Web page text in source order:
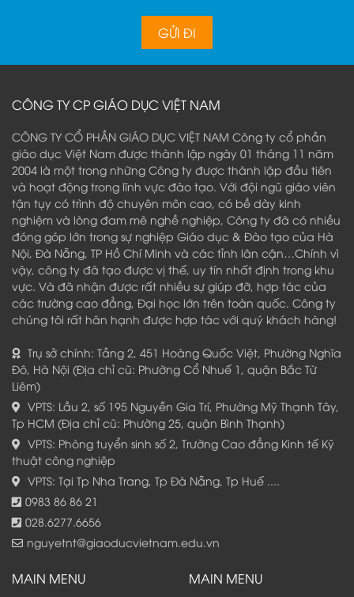
CÔNG TY CP GIÁO DỤC VIỆT NAM
CÔNG TY CỔ PHẦN GIÁO DỤC VIỆT NAM Công ty cổ phần
giáo dục Việt Nam được thành lập ngày 01 tháng 11 năm
2004 là một trong những Công ty được thành lập đầu tiên
và hoạt động trong lĩnh vực đào tạo. Với đội ngũ giáo viên
tận tụy có trình độ chuyên môn cao, có bề dày kinh
nghiệm và lòng đam mê nghề nghiệp, Công ty đã có nhiều
đóng góp lớn trong sự nghiệp Giáo dục & Đào tạo của Hà
Nội, Đà Nẵng, TP Hồ Chí Minh và các tỉnh lân cận…Chính vì
vậy, công ty đã tạo được vị thế, uy tín nhất định trong khu
vực. Và đã nhận được rất nhiều sự giúp đỡ, hợp tác của
các trường cao đẳng, Đại học lớn trên toàn quốc. Công ty
chúng tôi rất hân hạnh được hợp tác với quý khách hàng!
Trụ sở chính: Tầng 2, 451 Hoàng Quốc Việt, Phường Nghĩa
Đô, Hà Nội (Địa chỉ cũ: Phường Cổ Nhuế 1, quận Bắc Từ
Liêm)
VPTS: Lầu 2, số 195 Nguyễn Gia Trí, Phường Mỹ Thạnh Tây,
Tp HCM (Địa chỉ cũ: Phường 25, quận Bình Thạnh)
VPTS: Phòng tuyển sinh số 2, Trường Cao đẳng Kinh tế Kỹ
thuật công nghiệp
VPTS: Tại Tp Nha Trang, Tp Đà Nẵng, Tp Huế ....
0983 86 86 21
028.6277.6656
nguyetnt@giaoducvietnam.edu.vn
MAIN MENU MAIN MENU